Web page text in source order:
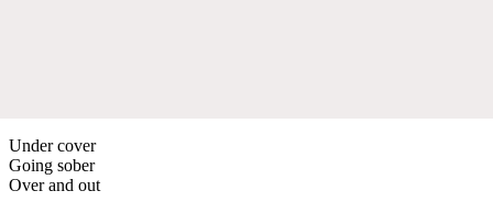
Under cover
Going sober
Over and out